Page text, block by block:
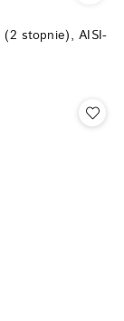
(2 stopnie), AISI-